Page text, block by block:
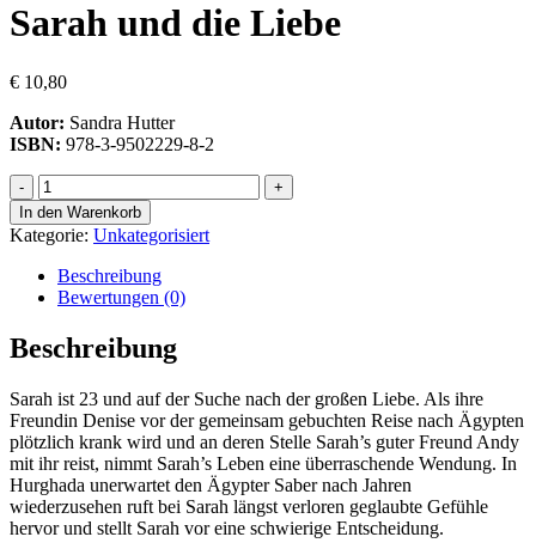
Sarah und die Liebe
€ 10,80
Autor: Sandra Hutter
ISBN: 978-3-9502229-8-2
Sarah
und
die
Liebe
quantity
In den Warenkorb
Kategorie: Unkategorisiert
Beschreibung
Bewertungen (0)
Beschreibung
Sarah ist 23 und auf der Suche nach der großen Liebe. Als ihre
Freundin Denise vor der gemeinsam gebuchten Reise nach Ägypten
plötzlich krank wird und an deren Stelle Sarah’s guter Freund Andy
mit ihr reist, nimmt Sarah’s Leben eine überraschende Wendung. In
Hurghada unerwartet den Ägypter Saber nach Jahren
wiederzusehen ruft bei Sarah längst verloren geglaubte Gefühle
hervor und stellt Sarah vor eine schwierige Entscheidung.